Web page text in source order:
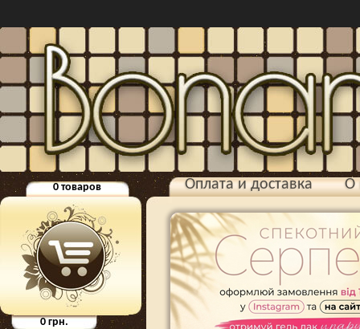
0товаров
0грн.
Оплата и доставка О